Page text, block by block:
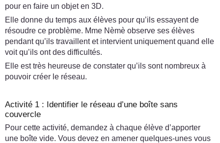
pour en faire un objet en 3D.
Elle donne du temps aux élèves pour qu’ils essayent de
résoudre ce problème. Mme Nèmè observe ses élèves
pendant qu’ils travaillent et intervient uniquement quand elle
voit qu’ils ont des difficultés.
Elle est très heureuse de constater qu’ils sont nombreux à
pouvoir créer le réseau.
Activité 1 : Identifier le réseau d’une boîte sans
couvercle
Pour cette activité, demandez à chaque élève d’apporter
une boîte vide. Vous devez en amener quelques-unes vous